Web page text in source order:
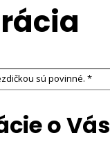
sú povinné. *
o Vás